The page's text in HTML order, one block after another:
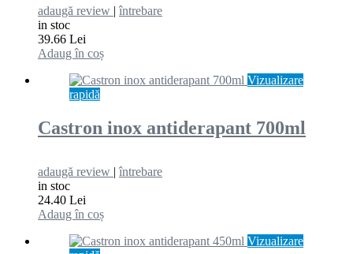
adaugă review |întrebare
in stoc
39.66 Lei
Adaug în coș
Vizualizare
rapidă
Castron inox antiderapant 700ml
adaugă review |întrebare
in stoc
24.40 Lei
Adaug în coș
Vizualizare